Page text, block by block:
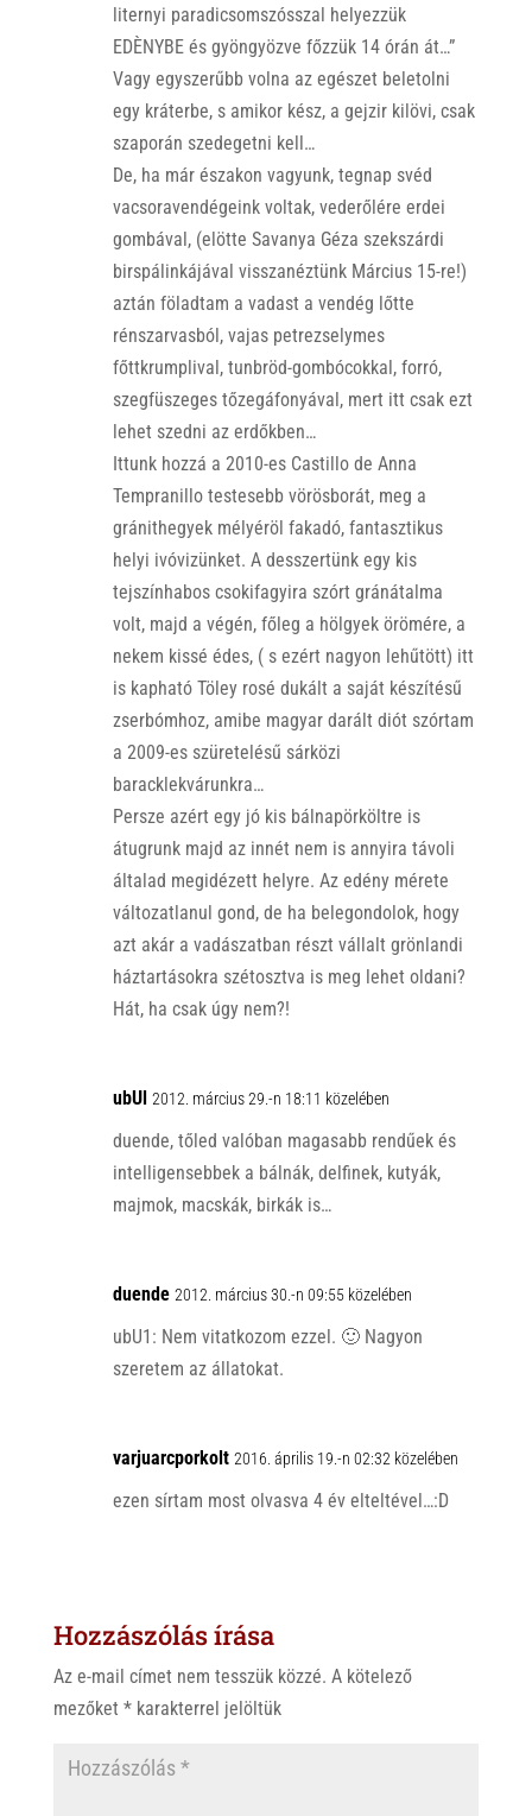
liternyi paradicsomszósszal helyezzük
EDÈNYBE és gyöngyözve főzzük 14 órán át…”
Vagy egyszerűbb volna az egészet beletolni
egy kráterbe, s amikor kész, a gejzir kilövi, csak
szaporán szedegetni kell…
De, ha már északon vagyunk, tegnap svéd
vacsoravendégeink voltak, vederőlére erdei
gombával, (elötte Savanya Géza szekszárdi
birspálinkájával visszanéztünk Március 15-re!)
aztán föladtam a vadast a vendég lőtte
rénszarvasból, vajas petrezselymes
főttkrumplival, tunbröd-gombócokkal, forró,
szegfüszeges tőzegáfonyával, mert itt csak ezt
lehet szedni az erdőkben…
Ittunk hozzá a 2010-es Castillo de Anna
Tempranillo testesebb vörösborát, meg a
gránithegyek mélyéröl fakadó, fantasztikus
helyi ivóvizünket. A desszertünk egy kis
tejszínhabos csokifagyira szórt gránátalma
volt, majd a végén, főleg a hölgyek örömére, a
nekem kissé édes, ( s ezért nagyon lehűtött) itt
is kapható Töley rosé dukált a saját készítésű
zserbómhoz, amibe magyar darált diót szórtam
a 2009-es szüretelésű sárközi
baracklekvárunkra…
Persze azért egy jó kis bálnapörköltre is
átugrunk majd az innét nem is annyira távoli
általad megidézett helyre. Az edény mérete
változatlanul gond, de ha belegondolok, hogy
azt akár a vadászatban részt vállalt grönlandi
háztartásokra szétosztva is meg lehet oldani?
Hát, ha csak úgy nem?!
ubUl 2012. március 29.-n 18:11 közelében
duende, tőled valóban magasabb rendűek és
intelligensebbek a bálnák, delfinek, kutyák,
majmok, macskák, birkák is…
duende 2012. március 30.-n 09:55 közelében
ubU1: Nem vitatkozom ezzel. 🙂 Nagyon
szeretem az állatokat.
varjuarcporkolt 2016. április 19.-n 02:32 közelében
ezen sírtam most olvasva 4 év elteltével…:D
Hozzászólás írása
Az e-mail címet nem tesszük közzé. A kötelező
mezőket *karakterrel jelöltük